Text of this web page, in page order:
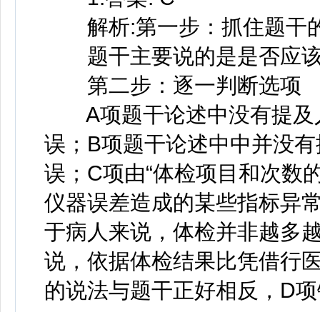
解析:第一步：抓住题干
题干主要说的是是否应该
第二步：逐一判断选项
A项题干论述中没有提及
误；B项题干论述中中并没
误；C项由“体检项目和次数
仪器误差造成的某些指标异
于病人来说，体检并非越多
说，依据体检结果比凭借行
的说法与题干正好相反，D